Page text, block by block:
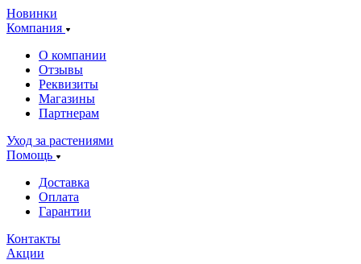
Новинки
Компания
О компании
Отзывы
Реквизиты
Магазины
Партнерам
Уход за растениями
Помощь
Доставка
Оплата
Гарантии
Контакты
Акции